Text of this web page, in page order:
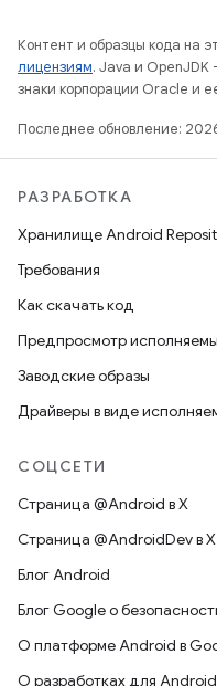
Контент и образцы кода на
лицензиям. Java и OpenJDK
знаки корпорации Oracle и
Последнее обновление:
РАЗРАБОТКА
Хранилище Android
Требования
Как скачать код
Предпросмотр
Заводские образы
Драйверы в виде
СОЦСЕТИ
Страница @Android в X
Страница @AndroidDev в X
Блог Android
Блог Google о
О платформе Android в
О разработках для